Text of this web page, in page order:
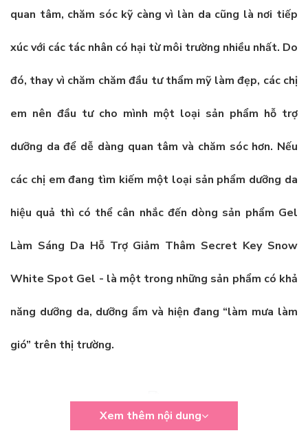
quan tâm, chăm sóc kỹ càng vì làn da cũng là nơi tiếp
xúc với các tác nhân có hại từ môi trường nhiều nhất. Do
đó, thay vì chăm chăm đầu tư thẩm mỹ làm đẹp, các chị
em nên đầu tư cho mình một loại sản phẩm hỗ trợ
dưỡng da để dễ dàng quan tâm và chăm sóc hơn. Nếu
các chị em đang tìm kiếm một loại sản phẩm dưỡng da
hiệu quả thì có thể cân nhắc đến dòng sản phẩm Gel
Làm Sáng Da Hỗ Trợ Giảm Thâm Secret Key Snow
White Spot Gel - là một trong những sản phẩm có khả
năng dưỡng da, dưỡng ẩm và hiện đang “làm mưa làm
gió” trên thị trường.
Xem thêm nội dung